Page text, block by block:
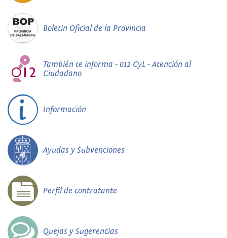
Boletín Oficial de la Provincia
También te informa - 012 CyL - Atención al
Ciudadano
Información
Ayudas y Subvenciones
Perfil de contratante
Quejas y Sugerencias